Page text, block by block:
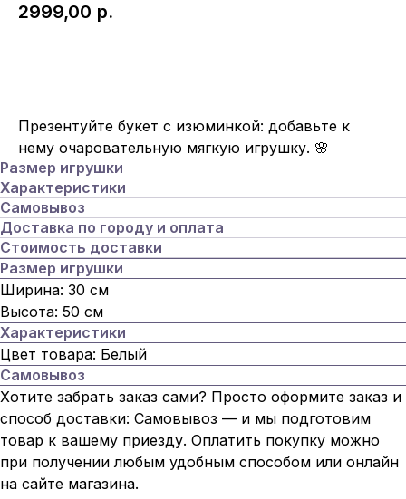
2999,00 р.
Презентуйте букет с изюминкой: добавьте к
нему очаровательную мягкую игрушку. 🌸
Размер игрушки
Характеристики
Самовывоз
Доставка по городу и оплата
Стоимость доставки
Размер игрушки
Ширина: 30 см
Высота: 50 см
Характеристики
Цвет товара: Белый
Самовывоз
Хотите забрать заказ сами? Просто оформите заказ и
способ доставки: Самовывоз — и мы подготовим
товар к вашему приезду. Оплатить покупку можно
при получении любым удобным способом или онлайн
на сайте магазина.